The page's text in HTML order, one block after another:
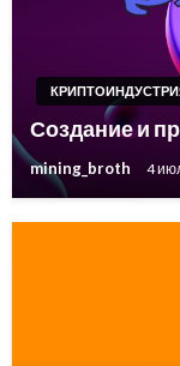
Создание и
mining_broth 4